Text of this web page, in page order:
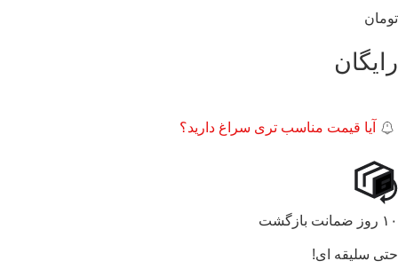
تومان
رایگان
آیا قیمت مناسب تری سراغ دارید؟
۱۰ روز ضمانت بازگشت
حتی سلیقه ای!